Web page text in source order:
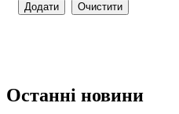
Останні новини